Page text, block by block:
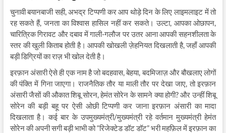
चुनावी बयानबाजी सही, अभद्र टिप्पणी कर आप थोड़े दिन के लिए लाइमलाइट में तो
रह सकते हैं, जनता का विश्वास हासिल नहीं कर सकते। उल्टा, आपका ओछापन,
चारित्रिक गिरावट और दबाव में गाली-गलौज पर उतर आना आपकी सहनशीलता के
स्तर की खुली किताब होती है। आपकी खोखली ज़ेहनियत दिखलाती है, जहाँ आपकी
बड़ी डिग्रियों का राज़ भी खोल देती है।
इरफ़ान अंसारी ऐसे ही एक नाम है जो बदहवास, बेहया, बदमिजाज़ और बौखलाए लोगों
की पंक्ति में गिना जाएगा। राजनैतिक तौर या माली तौर पर देखा जाए, तो इरफ़ान
अंसारी जैसों की औकात शिबू सोरन, हेमंत सोरेन के सामने क्या होगी? और उन्हीं शिबू
सोरेन की बड़ी बहू पर ऐसी ओछी टिप्पणी कर जाना इरफ़ान अंसारी का मादा
दिखलाता है। कई बार के उपमुख्यमंत्री/मुख्यमंत्री रहे वर्तमान मुख्यमंत्री हेमंत
सोरेन की अपनी सगी बड़ी भाभी को “रिजेक्टेड डॉट डॉट” भरी महफ़िल में इरफ़ान का